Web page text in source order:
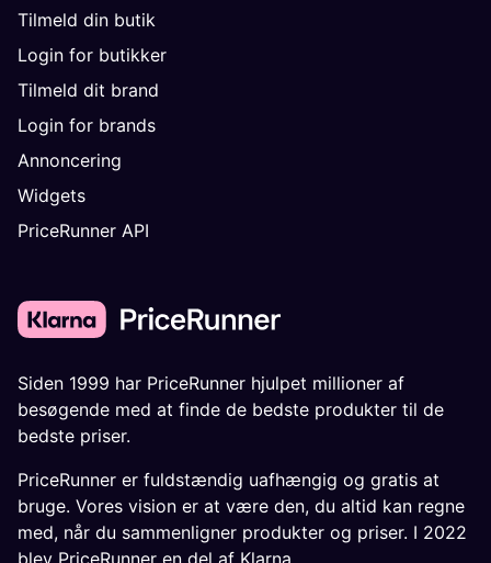
Tilmeld din butik
Login for butikker
Tilmeld dit brand
Login for brands
Annoncering
Widgets
PriceRunner API
Siden 1999 har PriceRunner hjulpet millioner af
besøgende med at finde de bedste produkter til de
bedste priser.
PriceRunner er fuldstændig uafhængig og gratis at
bruge. Vores vision er at være den, du altid kan regne
med, når du sammenligner produkter og priser. I 2022
blev PriceRunner en del af Klarna.